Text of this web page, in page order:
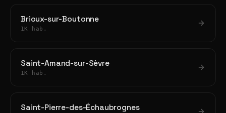
Brioux-sur-Boutonne
1K hab.
Saint-Amand-sur-Sèvre
1K hab.
Saint-Pierre-des-Échaubrognes